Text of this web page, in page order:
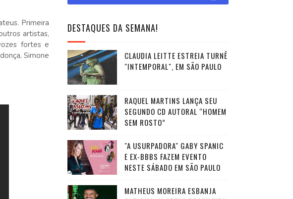
Primeira
artistas,
fortes e
Simone
DESTAQUES DA SEMANA!
CLAUDIA LEITTE ESTREIA TURNÊ
"INTEMPORAL", EM SÃO PAULO
RAQUEL MARTINS LANÇA SEU
SEGUNDO CD AUTORAL “HOMEM
SEM ROSTO”
"A USURPADORA" GABY SPANIC
E EX-BBBS FAZEM EVENTO
NESTE SÁBADO EM SÃO PAULO
MATHEUS MOREIRA ESBANJA